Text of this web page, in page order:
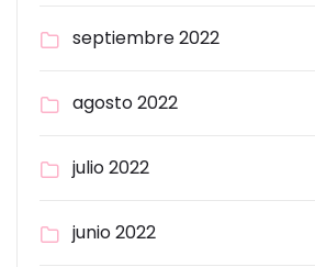
septiembre 2022
agosto 2022
julio 2022
junio 2022